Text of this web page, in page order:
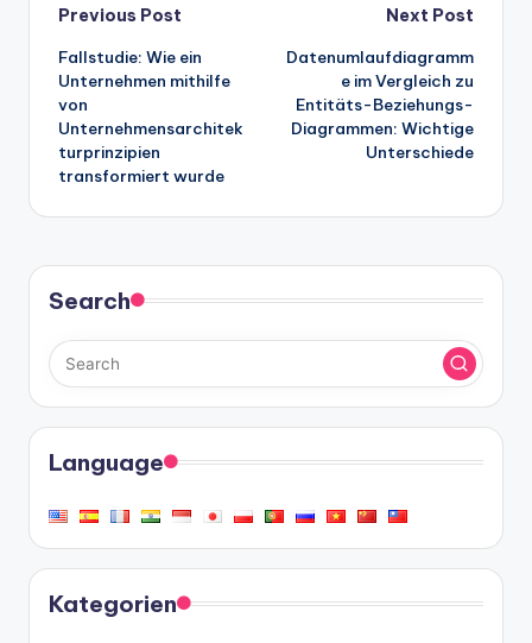
Post
navigation
Previous Post
Fallstudie: Wie ein
Unternehmen mithilfe
von
Unternehmensarchitek
turprinzipien
transformiert wurde
Next Post
Datenumlaufdiagramm
e im Vergleich zu
Entitäts-Beziehungs-
Diagrammen: Wichtige
Unterschiede
Search
Language
Kategorien